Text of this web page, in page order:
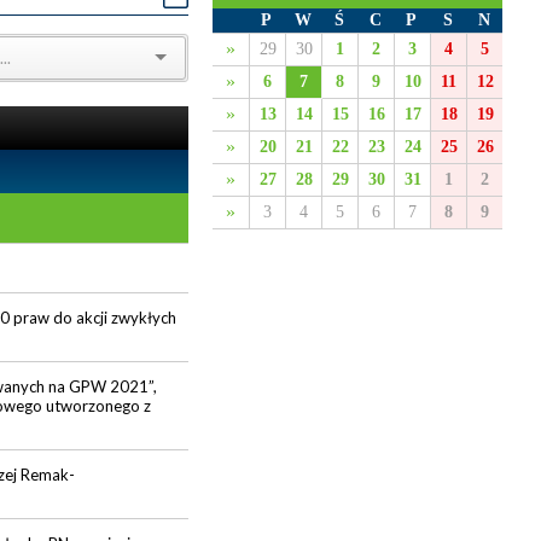
praw do akcji zwykłych
na GPW 2021”,
utworzonego z
Remak-
» 29 30 1 2 3 4 5
» 6 7 8 9 10 11 12
» 13 14 15 16 17 18 19
» 20 21 22 23 24 25 26
» 27 28 29 30 31 1 2
» 3 4 5 6 7 8 9
P W Ś C P S N